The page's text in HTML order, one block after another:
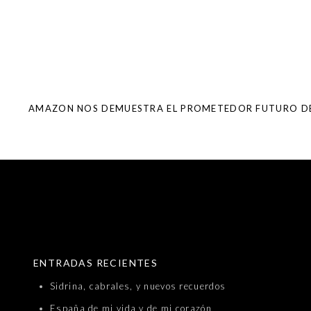
ENTRADAS RECIENTES
Sidrina, cabrales, y nuevos recuerdos
España de mi vida y de mi corazón